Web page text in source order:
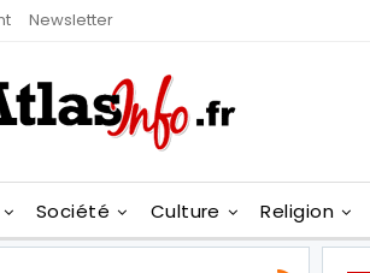
Newsletter
Société Culture Religion